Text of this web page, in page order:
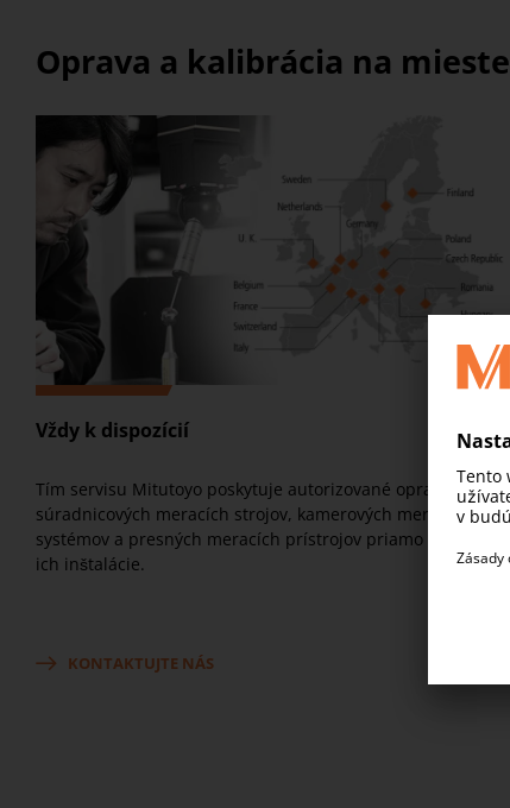
Oprava a kalibrácia na mieste
Vždy k dispozícií
Tím servisu Mitutoyo poskytuje autorizované opravy
súradnicových meracích strojov, kamerových meracích
systémov a presných meracích prístrojov priamo v mieste
ich inštalácie.
KONTAKTUJTE NÁS